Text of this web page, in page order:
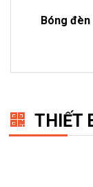
Bóng đèn
THIẾT